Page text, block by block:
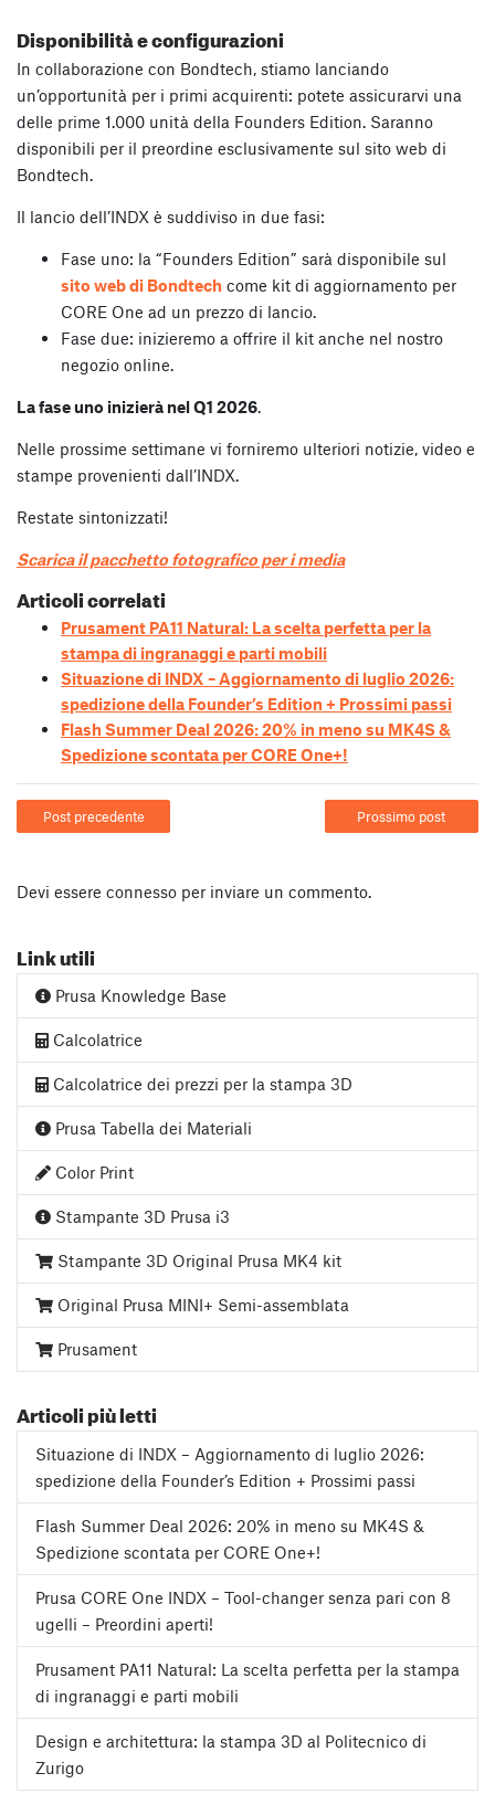
Disponibilità e configurazioni
In collaborazione con Bondtech, stiamo lanciando
un’opportunità per i primi acquirenti: potete assicurarvi una
delle prime 1.000 unità della Founders Edition. Saranno
disponibili per il preordine esclusivamente sul sito web di
Bondtech.
Il lancio dell’INDX è suddiviso in due fasi:
Fase uno: la “Founders Edition” sarà disponibile sul
sito web di Bondtech come kit di aggiornamento per
CORE One ad un prezzo di lancio.
Fase due: inizieremo a offrire il kit anche nel nostro
negozio online.
La fase uno inizierà nel Q1 2026.
Nelle prossime settimane vi forniremo ulteriori notizie, video e
stampe provenienti dall’INDX.
Restate sintonizzati!
Scarica il pacchetto fotografico per i media
Articoli correlati
Prusament PA11 Natural: La scelta perfetta per la
stampa di ingranaggi e parti mobili
Situazione di INDX – Aggiornamento di luglio 2026:
spedizione della Founder’s Edition + Prossimi passi
Flash Summer Deal 2026: 20% in meno su MK4S &
Spedizione scontata per CORE One+!
Post precedente Prossimo post
Devi essere connesso per inviare un commento.
Link utili
Prusa Knowledge Base
Calcolatrice
Calcolatrice dei prezzi per la stampa 3D
Prusa Tabella dei Materiali
Color Print
Stampante 3D Prusa i3
Stampante 3D Original Prusa MK4 kit
Original Prusa MINI+ Semi-assemblata
Prusament
Articoli più letti
Situazione di INDX – Aggiornamento di luglio 2026:
spedizione della Founder’s Edition + Prossimi passi
Flash Summer Deal 2026: 20% in meno su MK4S &
Spedizione scontata per CORE One+!
Prusa CORE One INDX – Tool-changer senza pari con 8
ugelli – Preordini aperti!
Prusament PA11 Natural: La scelta perfetta per la stampa
di ingranaggi e parti mobili
Design e architettura: la stampa 3D al Politecnico di
Zurigo